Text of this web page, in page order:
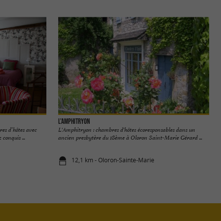
d’hôtes avec
conquis ...
L'Amphitryon
L'Amphitryon : chambres d'hôtes écoresponsables dans un
ancien presbytère du 18ème à Oloron Saint-Marie Gérard ...
12,1 km - Oloron-Sainte-Marie